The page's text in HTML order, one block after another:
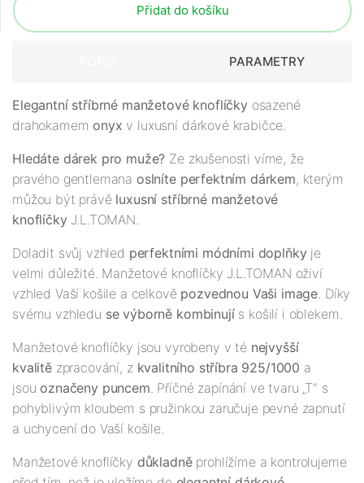
Přidat do košíku
PARAMETRY
Elegantní stříbrné manžetové knoflíčkyosazené
drahokamem onyx v luxusní dárkové krabičce.
Hledáte dárek pro muže? Ze zkušenosti víme, že
pravého gentlemana oslníte perfektním dárkem, kterým
můžou být právě luxusní stříbrné manžetové
knoflíčkyJ.L.TOMAN.
Doladit svůj vzhled perfektními módními doplňkyje
velmi důležité. Manžetové knoflíčky J.L.TOMAN oživí
vzhled Vaší košile a celkově pozvednou Vaši image. Díky
svému vzhledu sevýborně kombinujís košilí i oblekem.
Manžetové knoflíčky jsou vyrobeny v té nejvyšší
kvalitězpracování, z kvalitního stříbra 925/1000 a
jsou označeny puncem. Příčné zapínání ve tvaru „T" s
pohyblivým kloubem s pružinkou zaručuje pevné zapnutí
a uchycení do Vaší košile.
Manžetové knoflíčky důkladněprohlížíme a kontrolujeme